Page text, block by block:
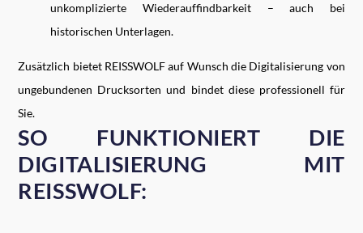
unkomplizierte Wiederauffindbarkeit – auch bei
historischen Unterlagen.
Zusätzlich bietet REISSWOLF auf Wunsch die Digitalisierung von
ungebundenen Drucksorten und bindet diese professionell für
Sie.
SO FUNKTIONIERT DIE
DIGITALISIERUNG MIT
REISSWOLF: